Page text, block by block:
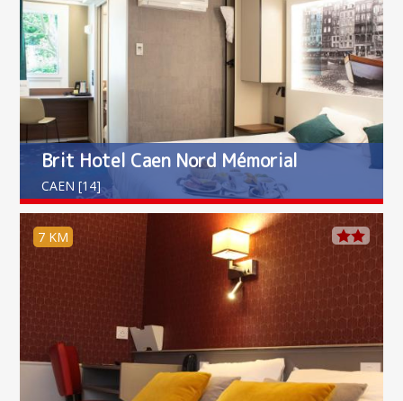
Brit Hotel Caen Nord Mémorial
CAEN [14]
7 KM